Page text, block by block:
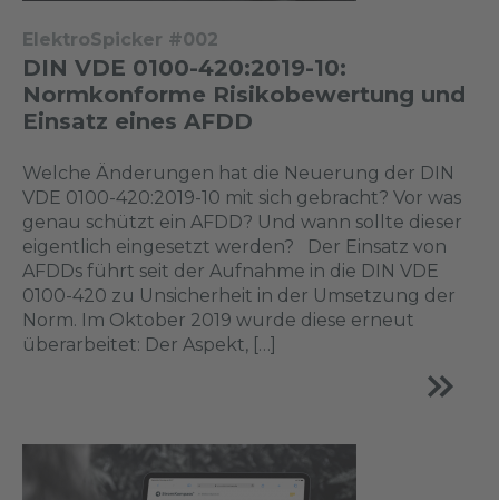
ElektroSpicker #002
DIN VDE 0100-420:2019-10:
Normkonforme Risikobewertung und
Einsatz eines AFDD
Welche Änderungen hat die Neuerung der DIN
VDE 0100-420:2019-10 mit sich gebracht? Vor was
genau schützt ein AFDD? Und wann sollte dieser
eigentlich eingesetzt werden? Der Einsatz von
AFDDs führt seit der Aufnahme in die DIN VDE
0100-420 zu Unsicherheit in der Umsetzung der
Norm. Im Oktober 2019 wurde diese erneut
überarbeitet: Der Aspekt, […]